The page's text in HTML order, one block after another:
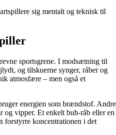
sig mentalt og teknisk til
sportsgrene. I modsætning til
og tilskuerne synger, råber og
atmosfære – men også et
energien som brændstof. Andre
og vipper. Et enkelt buh-råb eller en
forstyrre koncentrationen i det